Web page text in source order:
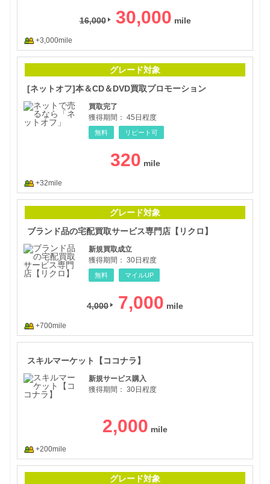
16,000 30,000
+3,000mile
グレード対象
[ネットオフ]本＆CD＆DVD買取プロモーション
買取完了
獲得期間： 45日程度
無料 リピート可
320
+32mile
グレード対象
ブランド品の宅配買取サービス専門店【リクロ】
新規買取成立
獲得期間： 30日程度
無料 マイルUP
4,000 7,000
+700mile
スキルマーケット【ココナラ】
新規サービス購入
獲得期間： 30日程度
2,000
+200mile
グレード対象